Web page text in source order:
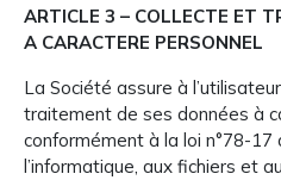
ARTICLE 3 – COLLECTE ET
A CARACTERE PERSONNEL
La Société assure à
traitement de ses données à
conformément à la loi n°78-
l’informatique, aux fichiers et